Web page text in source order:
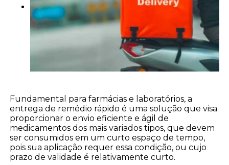
Fundamental para farmácias e laboratórios, a
entrega de remédio rápido é uma solução que visa
proporcionar o envio eficiente e ágil de
medicamentos dos mais variados tipos, que devem
ser consumidos em um curto espaço de tempo,
pois sua aplicação requer essa condição, ou cujo
prazo de validade é relativamente curto.